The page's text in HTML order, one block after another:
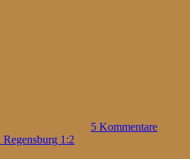
5 Kommentare